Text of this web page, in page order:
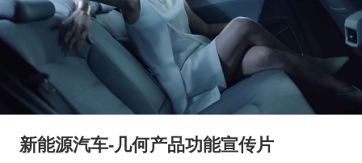
新能源汽车-几何产品功能宣传片